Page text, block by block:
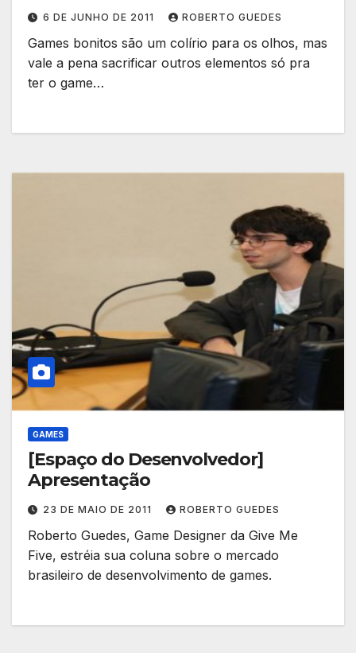
6 DE JUNHO DE 2011 ROBERTO GUEDES
Games bonitos são um colírio para os olhos, mas
vale a pena sacrificar outros elementos só pra
ter o game…
GAMES
[Espaço do Desenvolvedor]
Apresentação
23 DE MAIO DE 2011 ROBERTO GUEDES
Roberto Guedes, Game Designer da Give Me
Five, estréia sua coluna sobre o mercado
brasileiro de desenvolvimento de games.